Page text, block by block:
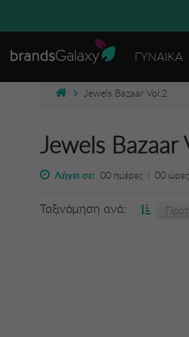
ΓΥΝΑΙΚΑ
Jewels Bazaar Vol.2
Jewels Bazaar
Λήγει σε: 00ημέρες | 00 ώρες
Ταξινόμηση ανά: